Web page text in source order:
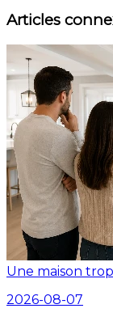
Articles
Une maison
2026-08-07